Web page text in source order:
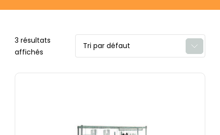
3 résultats
affichés